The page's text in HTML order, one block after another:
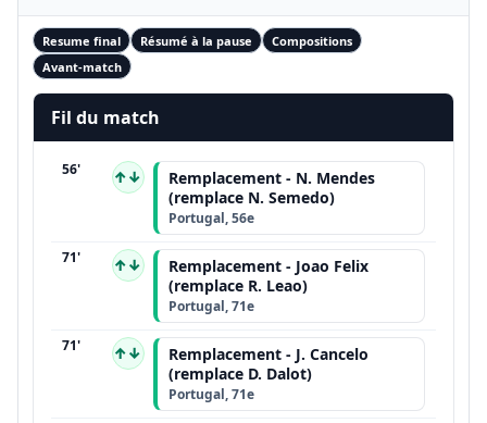
Resume final Résumé à la pause
Compositions
Avant-match
Fil du match
56' ↑↓
Remplacement - N. Mendes
(remplace N. Semedo)
Portugal, 56e
71' ↑↓
Remplacement - Joao Felix
(remplace R. Leao)
Portugal, 71e
71' ↑↓
Remplacement - J. Cancelo
(remplace D. Dalot)
Portugal, 71e